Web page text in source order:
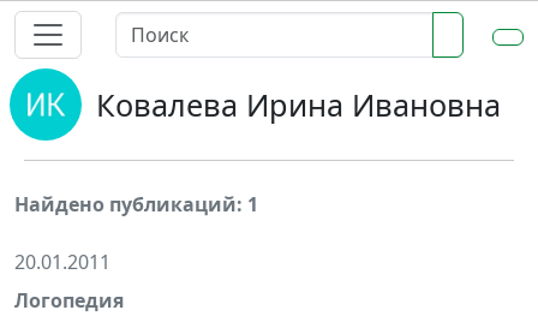
Ковалева Ирина Ивановна
Найдено публикаций: 1
20.01.2011
Логопедия